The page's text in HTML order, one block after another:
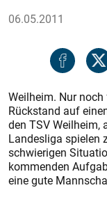
06.05.2011
Weilheim. Nur
Rückstand auf
den TSV Weilheim,
Landesliga spielen
schwierigen
kommenden
eine gute